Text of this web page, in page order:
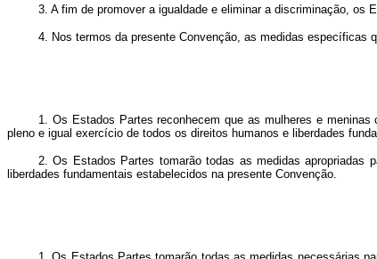
3. A fim de promover a igualdade e eliminar a discriminação, os
4. Nos termos da presente Convenção, as medidas específicas
1. Os Estados Partes reconhecem que as mulheres e
pleno e igual exercício de todos os direitos humanos e liberdades
2. Os Estados Partes tomarão todas as medidas apropriadas
liberdades fundamentais estabelecidos na presente Convenção.